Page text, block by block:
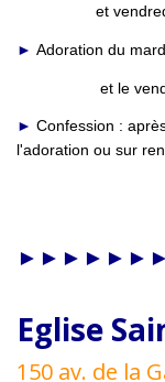
et vendredi et
► Adoration du
et le vendredi
► Confession :
l'adoration ou sur
Eglise
150 av. de la